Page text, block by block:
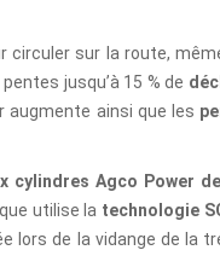
sur la route,
jusqu’à 15 % de
augmente ainsi que les
cylindres Agco Power
utilise la technologie
de la vidange de la